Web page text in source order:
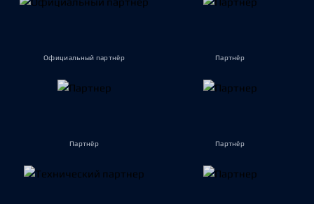
Официальный партнёр Партнёр
Партнёр Партнёр